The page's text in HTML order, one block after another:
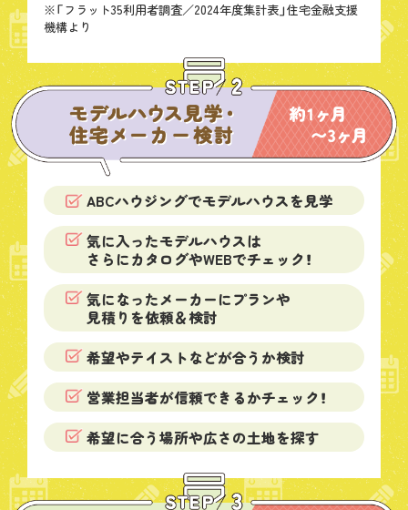
※「フラット35利用者調査／2024年度集計表」住宅金融支援
機構より
ABCハウジングでモデルハウスを見学
気に入ったモデルハウスは
さらにカタログやWEBでチェック！
気になったメーカーにプランや
見積りを依頼＆検討
希望やテイストなどが合うか検討
営業担当者が信頼できるかチェック！
希望に合う場所や広さの土地を探す